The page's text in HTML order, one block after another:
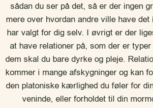
sådan du ser på det, så er der ingen
mere over hvordan andre ville have
har valgt for dig selv. I øvrigt er der
at have relationer på, som der er
dem skal du bare dyrke og pleje.
kommer i mange afskygninger og kan
den platoniske kærlighed du føler for
veninde, eller forholdet til din